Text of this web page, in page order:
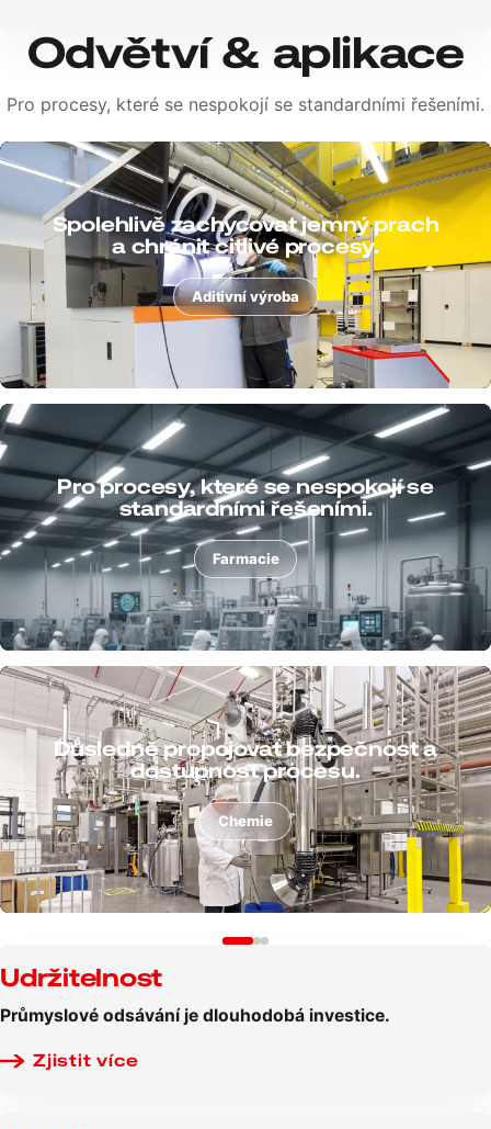
Odvětví & aplikace
Pro procesy, které se nespokojí se standardními řešeními.
Spolehlivě propojovat hygienu,
výrobní takt a bezpečnost.
Potraviny & nápoje
Bezpečně zvládat třísky, granuláty a
prach přímo v procesu.
Plasty
Procesně bezpečně odsávat třísky,
prach a kapaliny.
Kov
Udržitelnost
Průmyslové odsávání je dlouhodobá investice.
Zjistit více